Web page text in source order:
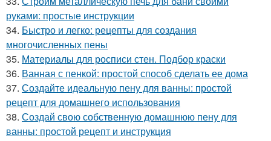
руками: простые инструкции
34. Быстро и легко: рецепты для создания
многочисленных пены
35. Материалы для росписи стен. Подбор краски
36. Ванная с пенкой: простой способ сделать ее дома
37. Создайте идеальную пену для ванны: простой
рецепт для домашнего использования
38. Создай свою собственную домашнюю пену для
ванны: простой рецепт и инструкция